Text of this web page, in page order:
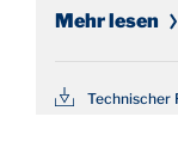
Mehr lesen
Technischer